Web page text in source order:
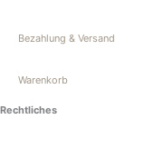
Bezahlung & Versand
Warenkorb
Rechtliches